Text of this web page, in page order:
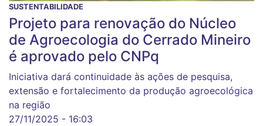
SUSTENTABILIDADE
Projeto para renovação do Núcleo
de Agroecologia do Cerrado Mineiro
é aprovado pelo CNPq
Iniciativa dará continuidade às ações de pesquisa,
extensão e fortalecimento da produção agroecológica
na região
27/11/2025 - 16:03